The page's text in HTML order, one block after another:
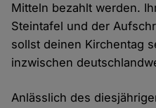
Mitteln bezahlt werden.
Steintafel und der
sollst deinen Kirchentag
inzwischen
Anlässlich des